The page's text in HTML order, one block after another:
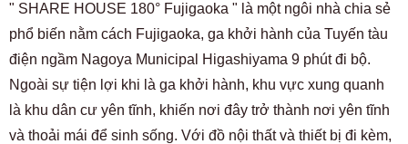
" SHARE HOUSE 180° Fujigaoka " là một ngôi nhà chia sẻ
phổ biến nằm cách Fujigaoka, ga khởi hành của Tuyến tàu
điện ngầm Nagoya Municipal Higashiyama 9 phút đi bộ.
Ngoài sự tiện lợi khi là ga khởi hành, khu vực xung quanh
là khu dân cư yên tĩnh, khiến nơi đây trở thành nơi yên tĩnh
và thoải mái để sinh sống. Với đồ nội thất và thiết bị đi kèm,